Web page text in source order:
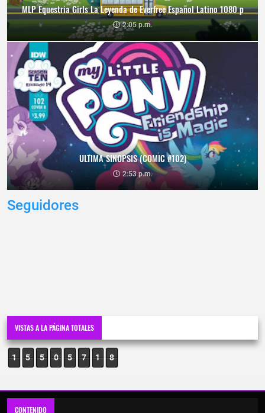
MLP Equestria Girls La Leyenda de Everfree Español Latino 1080 p
2:05 p.m.
ULTIMA SINOPSIS (COMIC #102)
2:53 p.m.
Seguidores
VISTAS A LA PÁGINA TOTALES
1 5 5 0 5 7 1 8
CONTENIDO